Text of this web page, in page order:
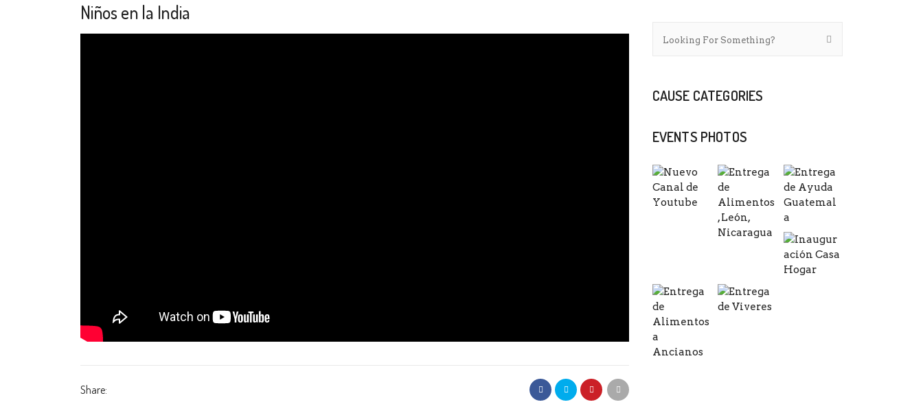
Niños en la India
Share:
CAUSE CATEGORIES
EVENTS PHOTOS